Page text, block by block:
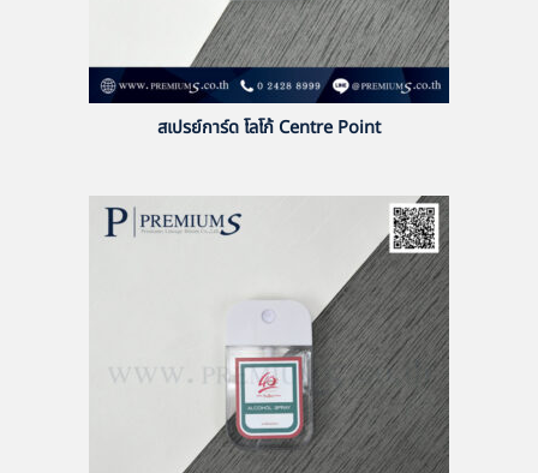
สเปรย์การ์ด โลโก้ Centre Point